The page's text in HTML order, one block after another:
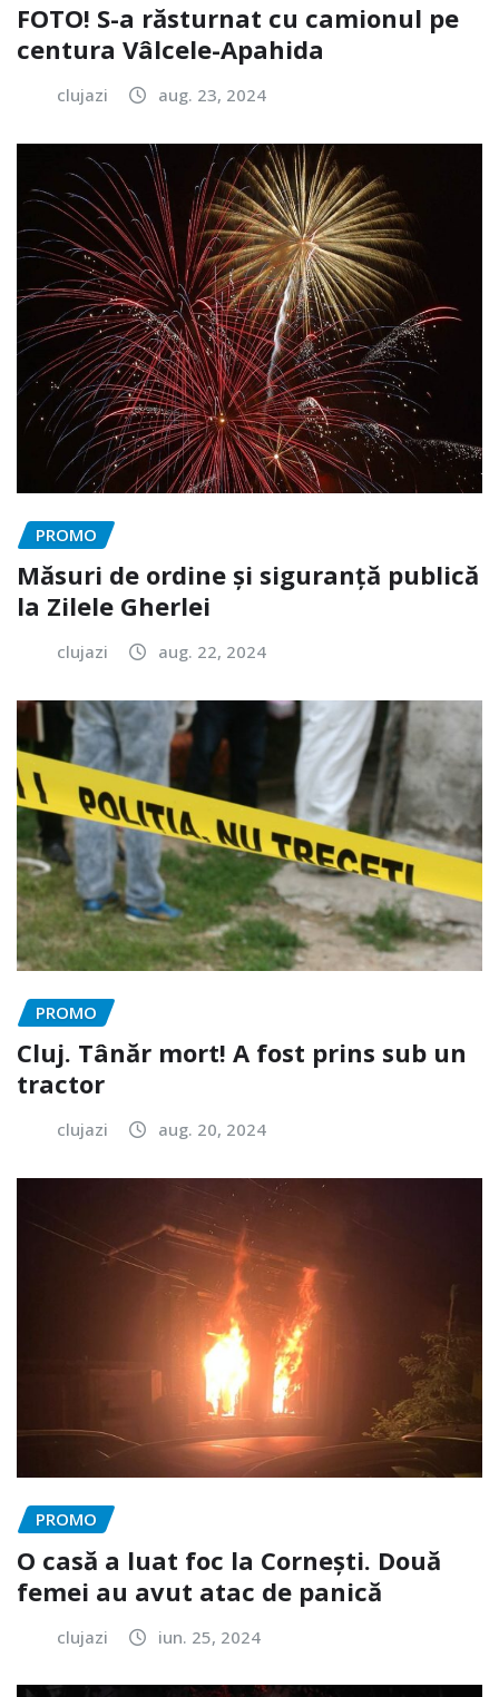
FOTO! S-a răsturnat cu camionul pe
centura Vâlcele-Apahida
clujazi aug. 23, 2024
PROMO
Măsuri de ordine și siguranță publică
la Zilele Gherlei
clujazi aug. 22, 2024
PROMO
Cluj. Tânăr mort! A fost prins sub un
tractor
clujazi aug. 20, 2024
PROMO
O casă a luat foc la Cornești. Două
femei au avut atac de panică
clujazi iun. 25, 2024